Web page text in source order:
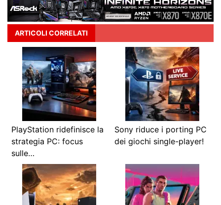
ARTICOLI CORRELATI
PlayStation ridefinisce la
strategia PC: focus
sulle…
Sony riduce i porting PC
dei giochi single-player!